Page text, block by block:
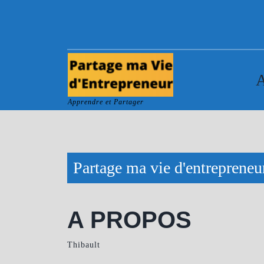
Apprendre et Partager
Partage ma vie
A PROPOS
Thibault